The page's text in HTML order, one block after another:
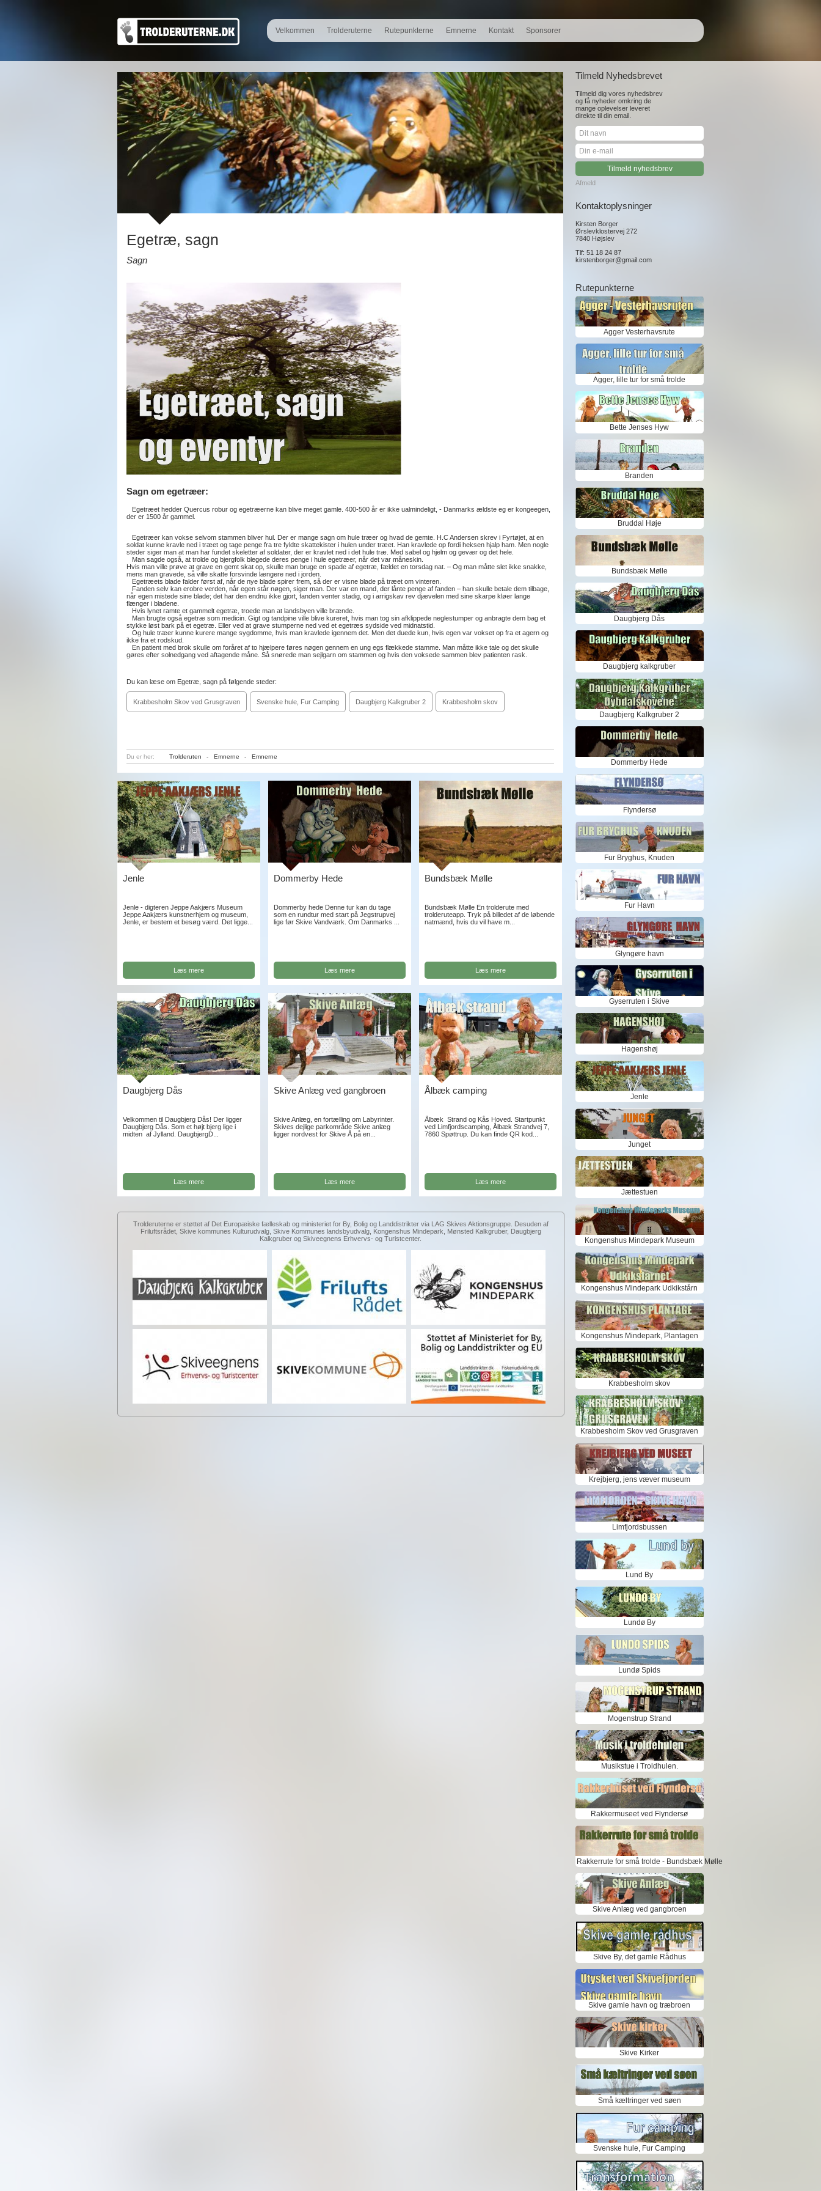
Egetræ, sagn
Sagn
Sagn om egetræer:
Egetræet hedder Quercus robur og egetræerne kan blive meget gamle. 400-500 år er ikke ualmindeligt, - Danmarks ældste eg er kongeegen,
der er 1500 år gammel.
Egetræer kan vokse selvom stammen bliver hul. Der er mange sagn om hule træer og hvad de gemte. H.C Andersen skrev i Fyrtøjet, at en
soldat kunne kravle ned i træet og tage penge fra tre fyldte skattekister i hulen under træet. Han kravlede op fordi heksen hjalp ham. Men nogle
steder siger man at man har fundet skeletter af soldater, der er kravlet ned i det hule træ. Med sabel og hjelm og gevær og det hele.
Man sagde også, at trolde og bjergfolk blegede deres penge i hule egetræer, når det var måneskin.
Hvis man ville prøve at grave en gemt skat op, skulle man bruge en spade af egetræ, fældet en torsdag nat. – Og man måtte slet ikke snakke,
mens man gravede, så ville skatte forsvinde længere ned i jorden.
Egetræets blade falder først af, når de nye blade spirer frem, så der er visne blade på træet om vinteren.
Fanden selv kan erobre verden, når egen står nøgen, siger man. Der var en mand, der lånte penge af fanden – han skulle betale dem tilbage,
når egen mistede sine blade; det har den endnu ikke gjort, fanden venter stadig, og i arrigskav rev djævelen med sine skarpe kløer lange
flænger i bladene.
Hvis lynet ramte et gammelt egetræ, troede man at landsbyen ville brænde.
Man brugte også egetræ som medicin. Gigt og tandpine ville blive kureret, hvis man tog sin afklippede neglestumper og anbragte dem bag et
stykke løst bark på et egetræ. Eller ved at grave stumperne ned ved et egetræs sydside ved midnatstid.
Og hule træer kunne kurere mange sygdomme, hvis man kravlede igennem det. Men det duede kun, hvis egen var vokset op fra et agern og
ikke fra et rodskud.
En patient med brok skulle om foråret af to hjælpere føres nøgen gennem en ung egs flækkede stamme. Man måtte ikke tale og det skulle
gøres efter solnedgang ved aftagende måne. Så snørede man sejlgarn om stammen og hvis den voksede sammen blev patienten rask.
Du kan læse om Egetræ, sagn på følgende steder:
Krabbesholm Skov ved Grusgraven Svenske hule, Fur Camping Daugbjerg Kalkgruber 2 Krabbesholm skov
Velkommen Trolderuterne Rutepunkterne Emnerne Kontakt Sponsorer
Du er her: Trolderuten - Emnerne - Emnerne
Jenle
Jenle - digteren Jeppe Aakjærs Museum
Jeppe Aakjærs kunstnerhjem og museum,
Jenle, er bestem et besøg værd. Det ligge...
Læs mere
Dommerby Hede
Dommerby hede Denne tur kan du tage
som en rundtur med start på Jegstrupvej
lige før Skive Vandværk. Om Danmarks ...
Læs mere
Bundsbæk Mølle
Bundsbæk Mølle En trolderute med
trolderuteapp. Tryk på billedet af de løbende
natmænd, hvis du vil have m...
Læs mere
Daugbjerg Dås
Velkommen til Daugbjerg Dås! Der ligger
Daugbjerg Dås. Som et højt bjerg lige i
midten af Jylland. DaugbjergD...
Læs mere
Skive Anlæg ved gangbroen
Skive Anlæg, en fortælling om Labyrinter.
Skives dejlige parkområde Skive anlæg
ligger nordvest for Skive Å på en...
Læs mere
Ålbæk camping
Ålbæk Strand og Kås Hoved. Startpunkt
ved Limfjordscamping, Ålbæk Strandvej 7,
7860 Spøttrup. Du kan finde QR kod...
Læs mere
Trolderuterne er støttet af Det Europæiske fælleskab og ministeriet for By, Bolig og Landdistrikter via LAG Skives Aktionsgruppe. Desuden af
Friluftsrådet, Skive kommunes Kulturudvalg, Skive Kommunes landsbyudvalg, Kongenshus Mindepark, Mønsted Kalkgruber, Daugbjerg
Kalkgruber og Skiveegnens Erhvervs- og Turistcenter.
Tilmeld Nyhedsbrevet
Tilmeld dig vores nyhedsbrev
og få nyheder omkring de
mange oplevelser leveret
direkte til din email.
Afmeld
Kontaktoplysninger
Kirsten Borger
Ørslevklostervej 272
7840 Højslev
Tlf: 51 18 24 87
kirstenborger@gmail.com
Rutepunkterne
Agger Vesterhavsrute
Agger, lille tur for små trolde
Bette Jenses Hyw
Branden
Bruddal Høje
Bundsbæk Mølle
Daugbjerg Dås
Daugbjerg kalkgruber
Daugbjerg Kalkgruber 2
Dommerby Hede
Flyndersø
Fur Bryghus, Knuden
Fur Havn
Glyngøre havn
Gyserruten i Skive
Hagenshøj
Jenle
Junget
Jættestuen
Kongenshus Mindepark Museum
Kongenshus Mindepark Udkikstårn
Kongenshus Mindepark, Plantagen
Krabbesholm skov
Krabbesholm Skov ved Grusgraven
Krejbjerg, jens væver museum
Limfjordsbussen
Lund By
Lundø By
Lundø Spids
Mogenstrup Strand
Musikstue i Troldhulen.
Rakkermuseet ved Flyndersø
Rakkerrute for små trolde - Bundsbæk Mølle
Skive Anlæg ved gangbroen
Skive By, det gamle Rådhus
Skive gamle havn og træbroen
Skive Kirker
Små kæltringer ved søen
Svenske hule, Fur Camping